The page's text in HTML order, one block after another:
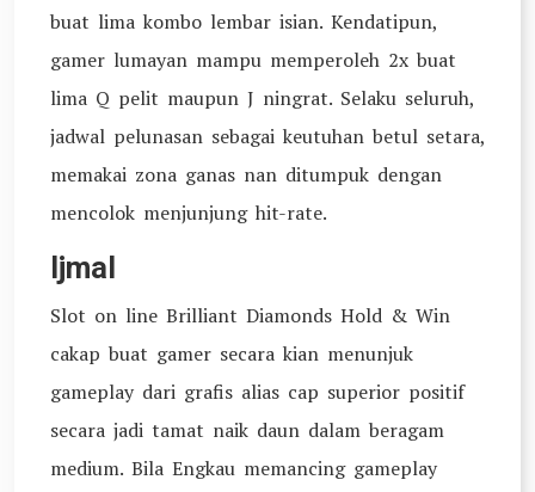
buat lima kombo lembar isian. Kendatipun,
gamer lumayan mampu memperoleh 2x buat
lima Q pelit maupun J ningrat. Selaku seluruh,
jadwal pelunasan sebagai keutuhan betul setara,
memakai zona ganas nan ditumpuk dengan
mencolok menjunjung hit-rate.
Ijmal
Slot on line Brilliant Diamonds Hold & Win
cakap buat gamer secara kian menunjuk
gameplay dari grafis alias cap superior positif
secara jadi tamat naik daun dalam beragam
medium. Bila Engkau memancing gameplay